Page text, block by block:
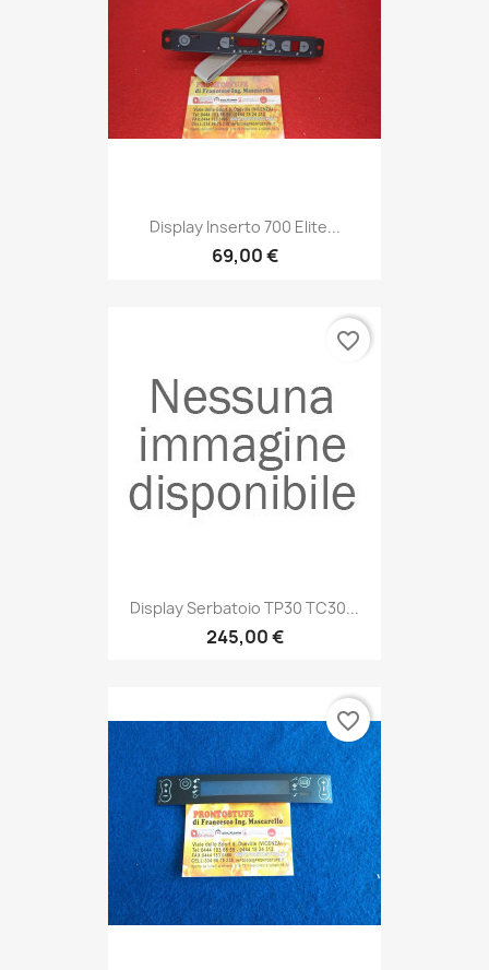
Display Inserto 700 Elite...
69,00 €
Display Serbatoio TP30 TC30...
245,00 €
favorite_border
favorite_border